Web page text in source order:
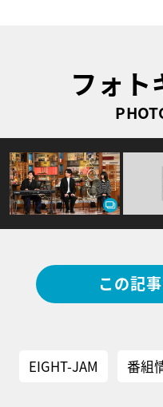
フォト
この記
EIGHT-JAM 番組